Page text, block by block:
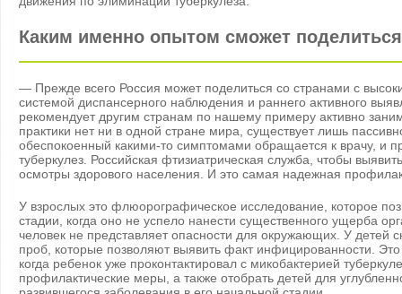
Каким именно опытом сможет
— Прежде всего Россия может поделиться со странами с
системой диспансерного наблюдения и раннего активного
рекомендует другим странам по нашему примеру активно
практики нет ни в одной стране мира, существует лишь
обеспокоенный какими-то симптомами обращается к врачу, и
туберкулез. Российская фтизиатрическая служба, чтобы
осмотры здорового населения. И это самая надежная
У взрослых это флюорографическое исследование, которое
стадии, когда оно не успело нанести существенного ущерба
человек не представляет опасности для окружающих. У детей
проб, которые позволяют выявить факт инфицированности.
когда ребенок уже проконтактировал с микобактерией
профилактические меры, а также отобрать детей для